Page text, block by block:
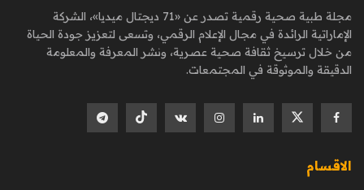
مجلة طبية صحية رقمية تصدر عن «71 ديجتال ميديا»، الشركة
الإماراتية الرائدة في مجال الإعلام الرقمي، وتسعى لتعزيز جودة الحياة
من خلال ترسيخ ثقافة صحية عصرية، ونشر المعرفة والمعلومة
الدقيقة والموثوقة في المجتمعات.
الاقسام